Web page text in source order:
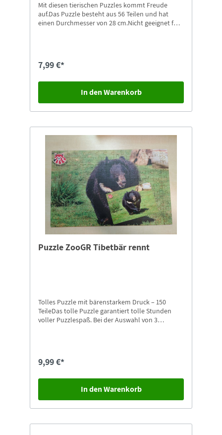
Mit diesen tierischen Puzzles kommt Freude
auf.Das Puzzle besteht aus 56 Teilen und hat
einen Durchmesser von 28 cm.Nicht geeignet für
7,99 €*
In den Warenkorb
Puzzle ZooGR Tibetbär rennt
Tolles Puzzle mit bärenstarkem Druck – 150
TeileDas tolle Puzzle garantiert tolle Stunden
voller Puzzlespaß. Bei der Auswahl von 3
9,99 €*
In den Warenkorb